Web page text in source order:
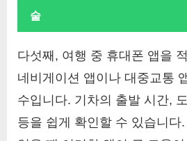
술
다섯째, 여행 중 휴대폰 앱을
네비게이션 앱이나 대중교통
수입니다. 기차의 출발 시간,
등을 쉽게 확인할 수 있습니다.